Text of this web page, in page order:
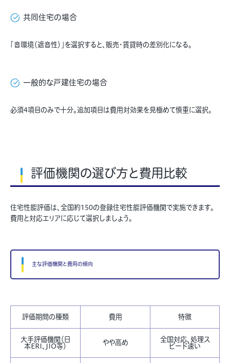
共同住宅の場合
「音環境（遮音性）」を選択すると、販売・賃貸時の差別化になる。
一般的な戸建住宅の場合
必須4項目のみで十分。追加項目は費用対効果を見極めて慎重に選択。
評価機関の選び方と費用比較
住宅性能評価は、全国約150の登録住宅性能評価機関で実施できます。
費用と対応エリアに応じて選択しましょう。
主な評価機関と費用の傾向
評価期間の種類 費用 特徴
大手評価機関（日
本ERI、JIO等）
やや高め
全国対応、処理ス
ピード速い